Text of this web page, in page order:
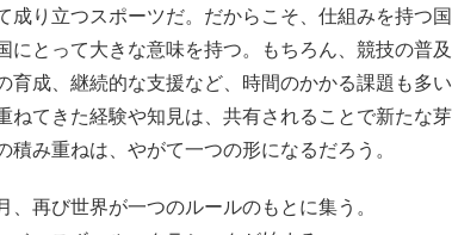
成り立つスポーツだ。だからこそ、仕組みを持つ
にとって大きな意味を持つ。もちろん、競技の普
育成、継続的な支援など、時間のかかる課題も多
ねてきた経験や知見は、共有されることで新たな
積み重ねは、やがて一つの形になるだろう。
再び世界が一つのルールのもとに集う。